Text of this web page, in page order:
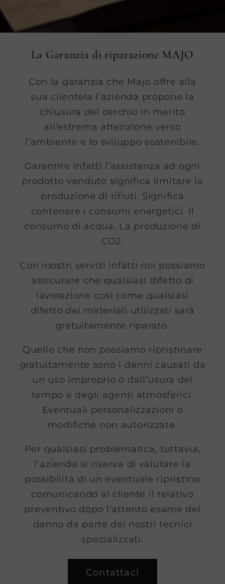
La Garanzia di riparazione MAJO
Con la garanzia che Majo offre alla
sua clientela l’azienda propone la
chiusura del cerchio in merito
all’estrema attenzione verso
l’ambiente e lo sviluppo sostenibile.
Garantire infatti l’assistenza ad ogni
prodotto venduto significa limitare la
produzione di rifiuti. Significa
contenere i consumi energetici. Il
consumo di acqua. La produzione di
CO2.
Con inostri servizi infatti noi possiamo
assicurare che qualsiasi difetto di
lavorazione così come qualsiasi
difetto dei materiali utilizzati sarà
gratuitamente riparato.
Quello che non possiamo ripristinare
gratuitamente sono i danni causati da
un uso improprio o dall’usura del
tempo e degli agenti atmosferici.
Eventuali personalizzazioni o
modifiche non autorizzate.
Per qualsiasi problematica, tuttavia,
l’azienda si riserva di valutare la
possibilità di un eventuale ripristino
comunicando al cliente il relativo
preventivo dopo l’attento esame del
danno da parte dei nostri tecnici
specializzati.
Contattaci